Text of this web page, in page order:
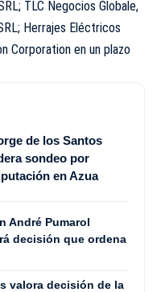
TLC Negocios Globale,
Herrajes Eléctricos
Corporation en un plazo
de los Santos
sondeo por
en Azua
André Pumarol
decisión que ordena
valora decisión de la